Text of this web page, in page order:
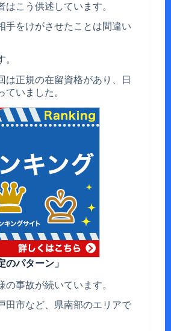
はこう供述しています。
手をけがさせたことは間違い
は正規の在留資格があり、日
ていました。
のパターン」
の事故が続いています。
田市など、県南部のエリアで